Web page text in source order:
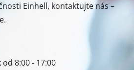
Einhell, kontaktujte nás –
8:00 - 17:00